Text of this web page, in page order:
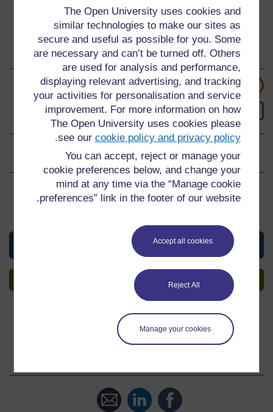
The Open University uses cookies and
similar technologies to make our sites as
secure and useful as possible for you. Some
are necessary and can’t be turned off. Others
are used for analysis and performance,
displaying relevant advertising, and tracking
your activities for personalisation and service
improvement. For more information on how
The Open University uses cookies please
see our cookie policy and privacy policy
.
You can accept, reject or manage your
cookie preferences below, and change your
mind at any time via the “Manage cookie
preferences” link in the footer of our website.
Accept all cookies
Reject All
Manage your cookies
About this material
1 ساعة دراسة
المستوى 0: مبتدئ
التقييمات 0من 5 نجوم
أنشئ حساباً للحصول على المزيد
View this material
أنشئ حسابا
Share
Share
Share